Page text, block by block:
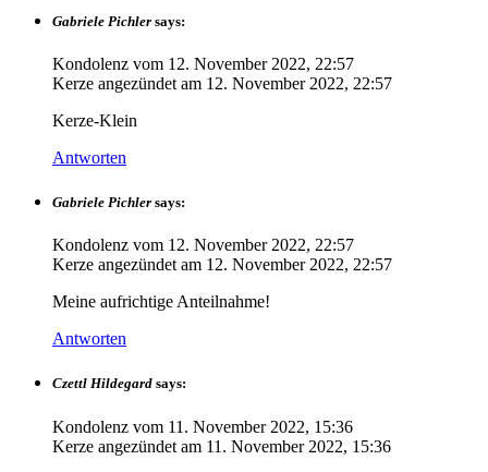
Gabriele Pichler says:
Kondolenz vom 12. November 2022, 22:57
Kerze angezündet am 12. November 2022, 22:57
Kerze-Klein
Antworten
Gabriele Pichler says:
Kondolenz vom 12. November 2022, 22:57
Kerze angezündet am 12. November 2022, 22:57
Meine aufrichtige Anteilnahme!
Antworten
Czettl Hildegard says:
Kondolenz vom 11. November 2022, 15:36
Kerze angezündet am 11. November 2022, 15:36